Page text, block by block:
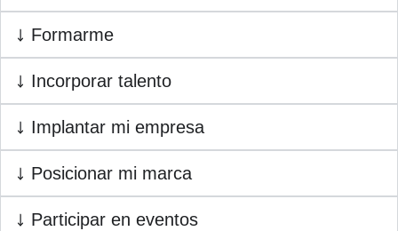
Formarme
Incorporar talento
Implantar mi empresa
Posicionar mi marca
Participar en eventos